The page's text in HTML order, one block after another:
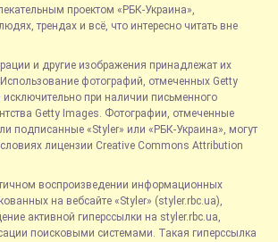
проектом «РБК-Украина»,
трендах и всё, что интересно читать вне
и другие изображения принадлежат их
фотографий, отмеченных Getty
исключительно при наличии письменного
Getty Images. Фотографии, отмеченные
подписанные «Styler» или «РБК-Украина», могут
лицензии Creative Commons Attribution
воспроизведении информационных
на вебсайте «Styler» (styler.rbc.ua),
активной гиперссылки на styler.rbc.ua,
поисковыми системами. Такая гиперссылка